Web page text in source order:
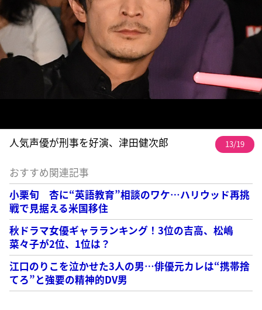
人気声優が刑事を好演、津田健次郎 13/19
おすすめ関連記事
小栗旬 杏に“英語教育”相談のワケ…ハリウッド再挑
戦で見据える米国移住
秋ドラマ女優ギャラランキング！3位の吉高、松嶋
菜々子が2位、1位は？
江口のりこを泣かせた3人の男…俳優元カレは“携帯捨
てろ”と強要の精神的DV男